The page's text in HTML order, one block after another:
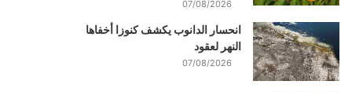
07/08/2026
انحسار الدانوب يكشف كنوزا أخفاها
النهر لعقود
07/08/2026